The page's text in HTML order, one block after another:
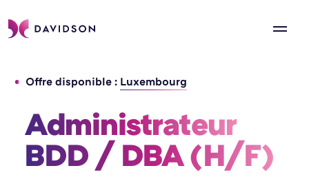
Offre disponible : Luxembourg
Administrateur
BDD / DBA (H/F)